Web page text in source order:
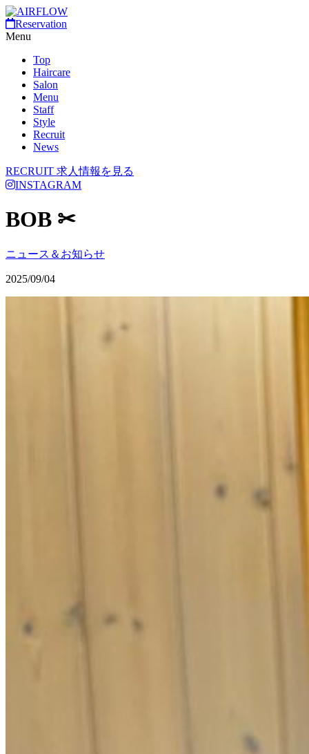
Reservation
Menu
Top
Haircare
Salon
Menu
Staff
Style
Recruit
News
RECRUIT 求人情報を見る
INSTAGRAM
BOB ✂︎
ニュース＆お知らせ
2025/09/04